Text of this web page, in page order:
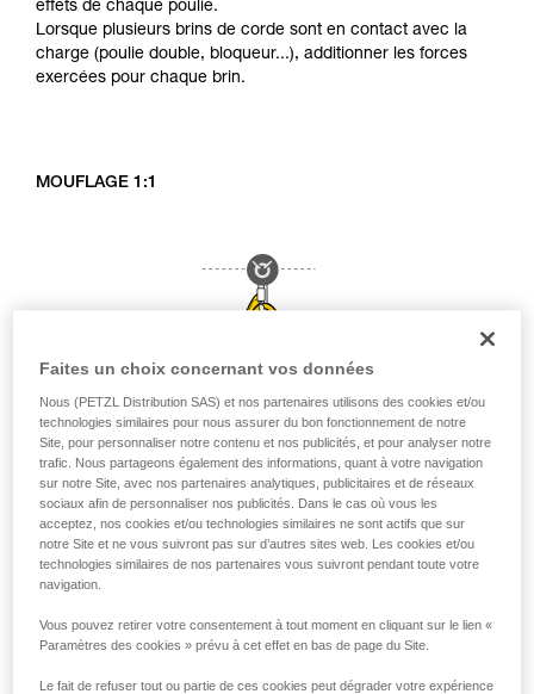
effets de chaque poulie.
Lorsque plusieurs brins de corde sont en contact avec la
charge (poulie double, bloqueur...), additionner les forces
exercées pour chaque brin.
MOUFLAGE 1:1
Faites un choix concernant vos données
Nous (PETZL Distribution SAS) et nos partenaires utilisons des cookies et/ou
technologies similaires pour nous assurer du bon fonctionnement de notre
Site, pour personnaliser notre contenu et nos publicités, et pour analyser notre
trafic. Nous partageons également des informations, quant à votre navigation
sur notre Site, avec nos partenaires analytiques, publicitaires et de réseaux
sociaux afin de personnaliser nos publicités. Dans le cas où vous les
acceptez, nos cookies et/ou technologies similaires ne sont actifs que sur
notre Site et ne vous suivront pas sur d’autres sites web. Les cookies et/ou
technologies similaires de nos partenaires vous suivront pendant toute votre
navigation.
Vous pouvez retirer votre consentement à tout moment en cliquant sur le lien «
Paramètres des cookies » prévu à cet effet en bas de page du Site.
Le fait de refuser tout ou partie de ces cookies peut dégrader votre expérience